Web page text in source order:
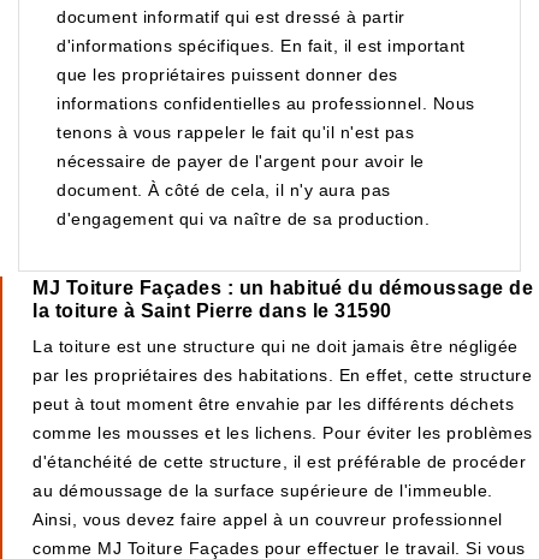
document informatif qui est dressé à partir
d'informations spécifiques. En fait, il est important
que les propriétaires puissent donner des
informations confidentielles au professionnel. Nous
tenons à vous rappeler le fait qu'il n'est pas
nécessaire de payer de l'argent pour avoir le
document. À côté de cela, il n'y aura pas
d'engagement qui va naître de sa production.
MJ Toiture Façades : un habitué du démoussage de
la toiture à Saint Pierre dans le 31590
La toiture est une structure qui ne doit jamais être négligée
par les propriétaires des habitations. En effet, cette structure
peut à tout moment être envahie par les différents déchets
comme les mousses et les lichens. Pour éviter les problèmes
d'étanchéité de cette structure, il est préférable de procéder
au démoussage de la surface supérieure de l'immeuble.
Ainsi, vous devez faire appel à un couvreur professionnel
comme MJ Toiture Façades pour effectuer le travail. Si vous